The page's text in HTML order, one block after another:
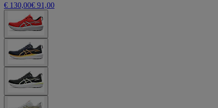
€ 130,00€ 91,00